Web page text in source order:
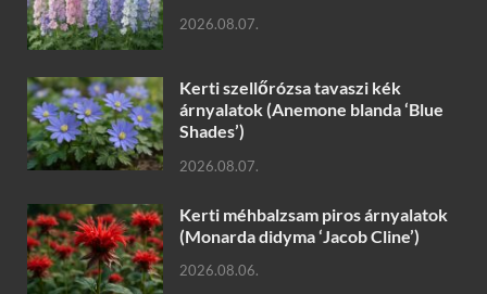
2026.08.07.
Kerti szellőrózsa tavaszi kék
árnyalatok (Anemone blanda ‘Blue
Shades’)
2026.08.07.
Kerti méhbalzsam piros árnyalatok
(Monarda didyma ‘Jacob Cline’)
2026.08.06.